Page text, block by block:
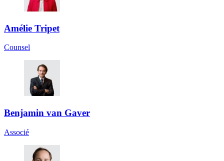
Amélie Tripet
Counsel
Benjamin van Gaver
Associé